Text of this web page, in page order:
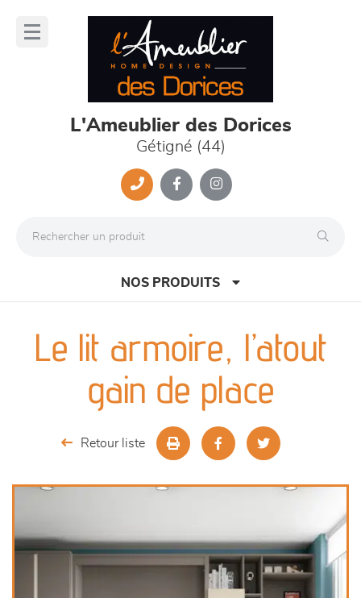
L'Ameublier des Dorices
Gétigné (44)
NOS PRODUITS
canapés et fauteuils
meubles de complément
literie
Le lit armoire, l’atout
gain de place
Retour liste